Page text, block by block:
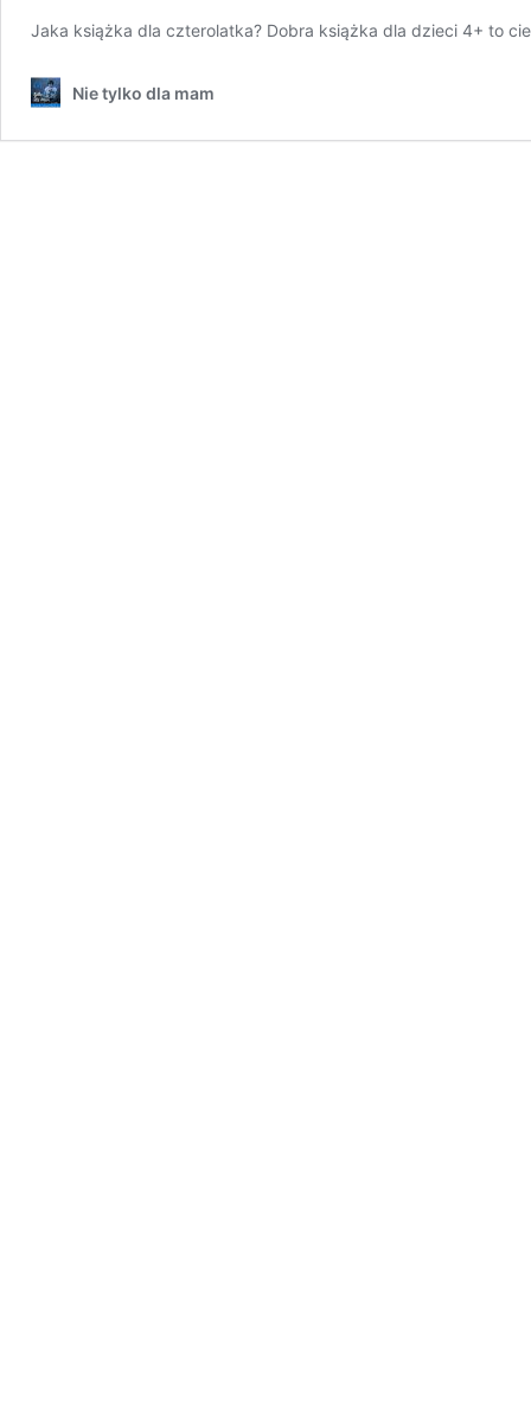
Jaka książka dla czterolatka? Dobra książka dla dzieci 4+ to
Nie tylko dla mam